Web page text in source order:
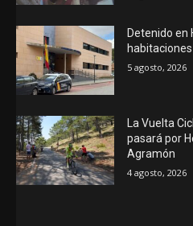
Detenido en
5 agosto, 2026
La Vuelta
pasará por
Agramón
4 agosto, 2026